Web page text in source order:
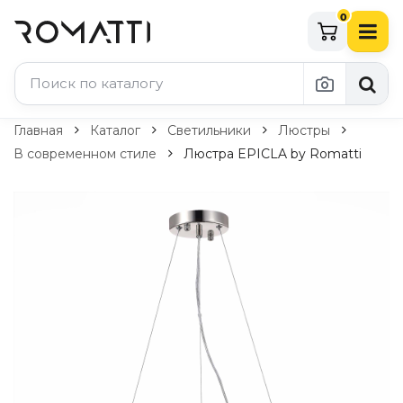
0
Каталог Romatti
Свет и освещение
Подвесные светильники
Потолочные светильники
Бра и настенные светильники
Уличное освещение
Главная Каталог Светильники
Люстры
В современном стиле
Люстра EPICLA by Romatti